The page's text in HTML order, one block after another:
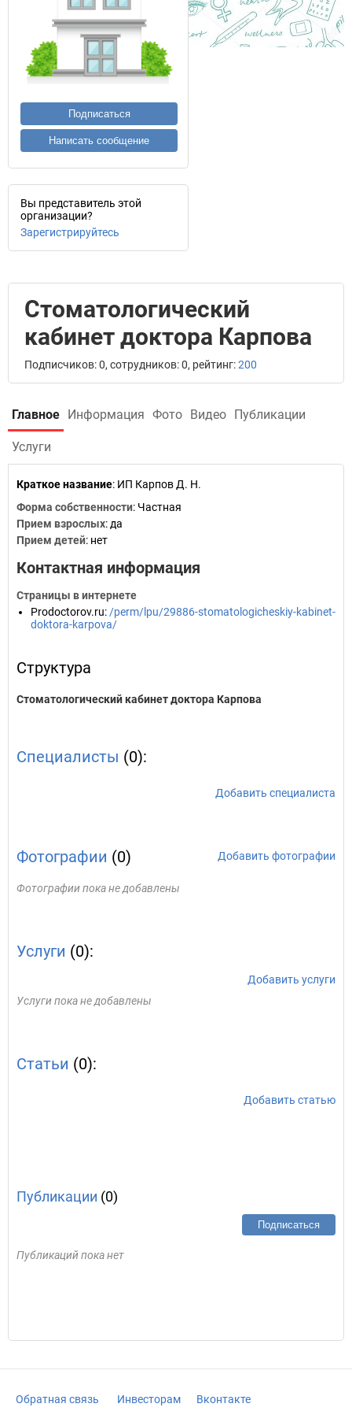
Подписаться
Написать сообщение
Вы представитель этой
организации?
Зарегистрируйтесь
Стоматологический
кабинет доктора Карпова
Подписчиков: 0, сотрудников: 0, рейтинг:200
Главное Информация Фото Видео Публикации
Услуги
Краткое название: ИП Карпов Д. Н.
Форма собственности: Частная
Прием взрослых: да
Прием детей: нет
Контактная информация
Страницы в интернете
Prodoctorov.ru: /perm/lpu/29886-stomatologicheskiy-kabinet-
doktora-karpova/
Структура
Стоматологический кабинет доктора Карпова
Специалисты (0):
Добавить специалиста
Фотографии (0) Добавить фотографии
Фотографии пока не добавлены
Услуги (0):
Добавить услуги
Услуги пока не добавлены
Статьи (0):
Добавить статью
Публикации (0)
Подписаться
Публикаций пока нет
Обратная связь Инвесторам Вконтакте